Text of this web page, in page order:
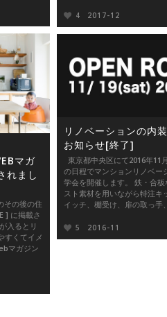
4 2017-12
マガ
れまし
その後の住
] に掲載さ
入るとリ
すくてイメ
マガジン
リノベーションの内
お知らせ[終了]
東京都中央区にて2016年11
の日程でマンションリノベー
学会を開催します。 鉄・合板
スト素材を用いながら特注キ
イッチ、棚受け、扉の取っ手
5 2016-11